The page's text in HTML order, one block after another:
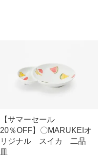
【サマーセール
20％OFF】〇MARUKEIオ
リジナル スイカ 二品
皿